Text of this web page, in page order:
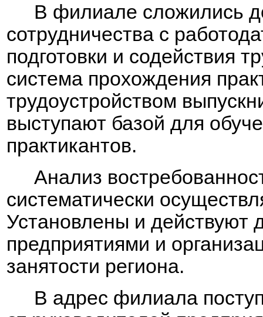
В филиале сложились
сотрудничества с
подготовки и содействия
система прохождения
трудоустройством
выступают базой для
практикантов.
Анализ
систематически
Установлены и действуют
предприятиями и
занятости региона.
В адрес филиала